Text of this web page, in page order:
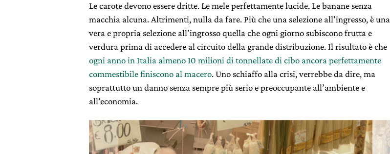
Le carote devono essere dritte. Le mele perfettamente lucide. Le banane senza
macchia alcuna. Altrimenti, nulla da fare. Più che una selezione all’ingresso, è una
vera e propria selezione all’ingrosso quella che ogni giorno subiscono frutta e
verdura prima di accedere al circuito della grande distribuzione. Il risultato è che
ogni anno in Italia almeno 10 milioni di tonnellate di cibo ancora perfettamente
commestibile finiscono al macero. Uno schiaffo alla crisi, verrebbe da dire, ma
soprattutto un danno senza sempre più serio e preoccupante all’ambiente e
all’economia.